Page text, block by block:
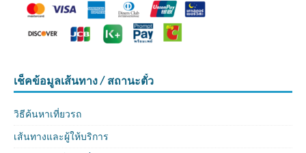
เช็คข้อมูลเส้นทาง / สถานะตั๋ว
วิธีค้นหาเที่ยวรถ
เส้นทางและผู้ให้บริการ